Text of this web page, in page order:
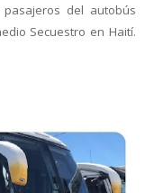
del autobús
Secuestro en Haití.